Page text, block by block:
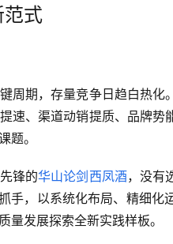
范式
周期，存量竞争日趋白热化
速、渠道动销提质、品牌势
题。
锋的华山论剑西凤酒，没有
手，以系统化布局、精细化
发展探索全新实践样板。